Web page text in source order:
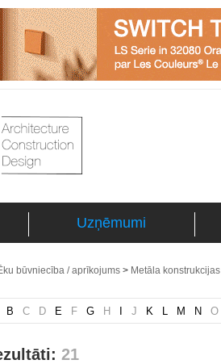
Uzņēmumi
būvniecība / aprīkojums > Metāla konstrukcijas
B C D E F G H J K L M N O
21